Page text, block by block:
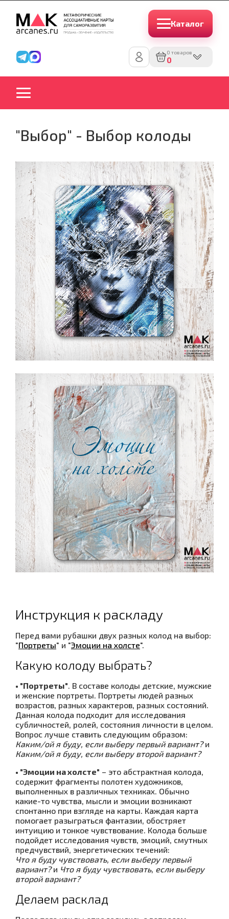
Каталог
0 товаров
0
"Выбор" - Выбор колоды
Инструкция к раскладу
Перед вами рубашки двух разных колод на выбор:
"Портреты" и "Эмоции на холсте".
Какую колоду выбрать?
• "Портреты". В составе колоды детские, мужские
и женские портреты. Портреты людей разных
возрастов, разных характеров, разных состояний.
Данная колода подходит для исследования
субличностей, ролей, состояния личности в целом.
Вопрос лучше ставить следующим образом:
Каким/ой я буду, если выберу первый вариант?и
Каким/ой я буду, если выберу второй вариант?
• "Эмоции на холсте" – это абстрактная колода,
содержит фрагменты полотен художников,
выполненных в различных техниках. Обычно
какие-то чувства, мысли и эмоции возникают
спонтанно при взгляде на карты. Каждая карта
помогает разыграться фантазии, обостряет
интуицию и тонкое чувствование. Колода больше
подойдет исследования чувств, эмоций, смутных
предчувствий, энергетических течений:
Что я буду чувствовать, если выберу первый
вариант?и Что я буду чувствовать, если выберу
второй вариант?
Делаем расклад